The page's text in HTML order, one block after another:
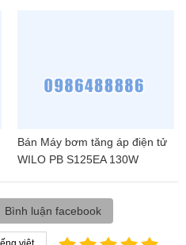
Bán Máy bơm tăng áp điện tử
WILO PB S125EA 130W
Bình luận facebook